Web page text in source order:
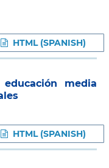
HTML (SPANISH)
media
HTML (SPANISH)